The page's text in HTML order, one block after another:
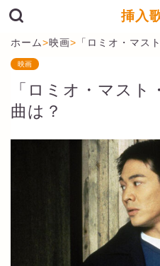
挿入
ホーム>映画> 「ロミオ・マス
映画
「ロミオ・マスト
曲は？